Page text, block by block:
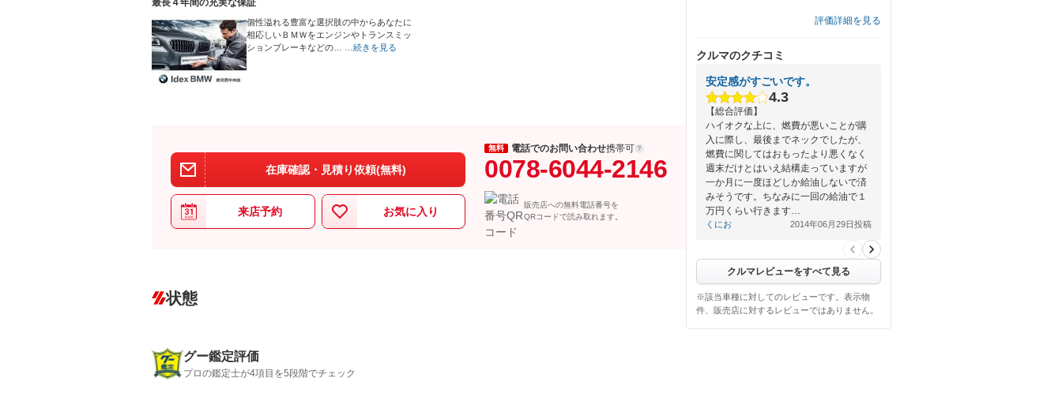
個性溢れる豊富な選択肢の中からあなたに
相応しいＢＭＷをエンジンやトランスミッ
ションブレーキなどの…
…続きを見る
在庫確認・見積り依頼(無料)
来店予約 お気に入り
無料 電話でのお問い合わせ携帯可
0078-6044-2146
販売店への無料電話番号を
QRコードで読み取れます。
状態
グー鑑定評価
プロの鑑定士が4項目を5段階でチェック
評価詳細を見る
クルマのクチコミ
安定感がすごいです。
4.3
【総合評価】
ハイオクな上に、燃費が悪いことが購
入に際し、最後までネックでしたが、
燃費に関してはおもったより悪くなく
週末だけとはいえ結構走っていますが
一か月に一度ほどしか給油しないで済
みそうです。ちなみに一回の給油で１
万円くらい行きます…
くにお 2014年06月29日投稿
クルマレビューをすべて見る
※該当車種に対してのレビューです。表示物
件、販売店に対するレビューではありません。